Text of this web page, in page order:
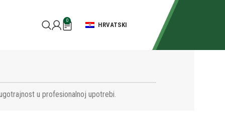
0
HRVATSKI
u profesionalnoj upotrebi.